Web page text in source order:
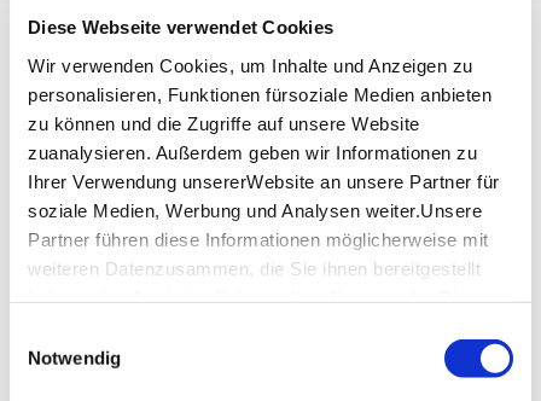
Diese Webseite verwendet Cookies
Wir verwenden Cookies, um Inhalte und Anzeigen zu
personalisieren, Funktionen fürsoziale Medien anbieten
zu können und die Zugriffe auf unsere Website
zuanalysieren. Außerdem geben wir Informationen zu
Ihrer Verwendung unsererWebsite an unsere Partner für
soziale Medien, Werbung und Analysen weiter.Unsere
Partner führen diese Informationen möglicherweise mit
weiteren Datenzusammen, die Sie ihnen bereitgestellt
Impressum
Notwendig
Book now